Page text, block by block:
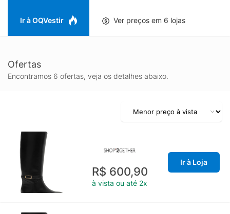
Ir à OQVestir Ver preços em 6 lojas
Ofertas
Encontramos 6 ofertas, veja os detalhes abaixo.
R$ 600,90
à vista ou até 2x
Ir à Loja